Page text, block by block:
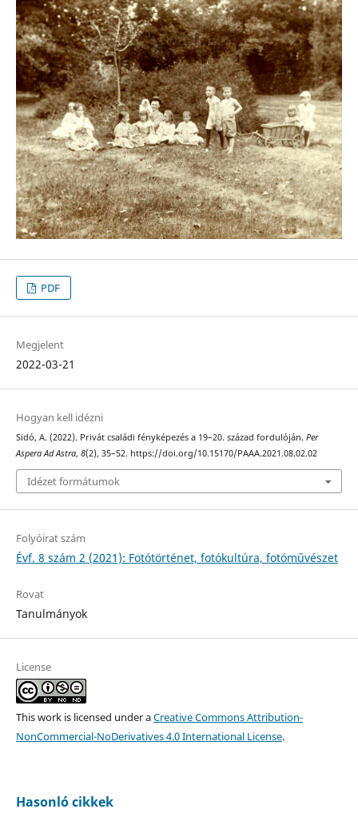
PDF
Megjelent
2022-03-21
Hogyan kell idézni
Sidó, A. (2022). Privát családi fényképezés a 19–20. század fordulóján. Per
Aspera Ad Astra, 8(2), 35–52. https://doi.org/10.15170/PAAA.2021.08.02.02
Idézet formátumok
Folyóirat szám
Évf. 8 szám 2 (2021): Fotótörténet, fotókultúra, fotóművészet
Rovat
Tanulmányok
License
This work is licensed under aCreative Commons Attribution-
NonCommercial-NoDerivatives 4.0 International License.
Hasonló cikkek